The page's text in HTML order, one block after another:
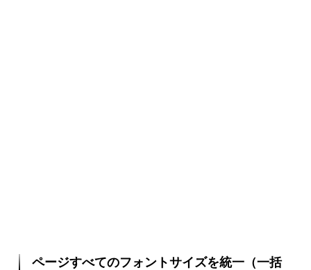
ページすべてのフォントサイズを統一（一括